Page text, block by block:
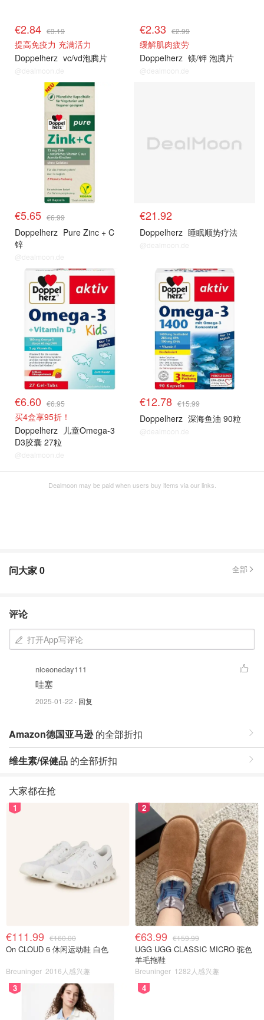
€2.84 €3.19
提高免疫力 充满活力
Doppelherz vc/vd泡腾片
@dealmoon.de
€2.33 €2.99
缓解肌肉疲劳
Doppelherz 镁/钾 泡腾片
@dealmoon.de
€5.65 €6.99
Doppelherz Pure Zinc + C
锌
@dealmoon.de
€21.92
Doppelherz 睡眠顺势疗法
@dealmoon.de
€6.60 €6.95
买4盒享95折！
Doppelherz 儿童Omega-3
D3胶囊 27粒
@dealmoon.de
€12.78 €15.99
Doppelherz 深海鱼油 90粒
@dealmoon.de
Dealmoon may be paid when users buy items via our links.
问大家0 全部
评论
打开App写评论
niceoneday111
哇塞
2025-01-22 · 回复
Amazon德国亚马逊的全部折扣
维生素/保健品 的全部折扣
大家都在抢
1
€111.99 €160.00
On CLOUD 6 休闲运动鞋 白色
Breuninger 2016人感兴趣
2
€63.99 €159.99
UGG UGG CLASSIC MICRO 驼色
羊毛拖鞋
Breuninger 1282人感兴趣
3 4